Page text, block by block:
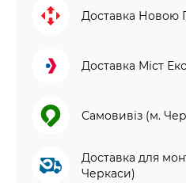
Доставка Новою
Доставка Міст
Самовивіз (м.
Доставка для
Черкаси)